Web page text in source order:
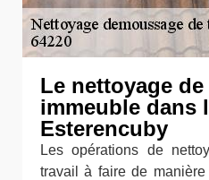
Le nettoyage
immeuble dans
Esterencuby
Les opérations de
travail à faire de